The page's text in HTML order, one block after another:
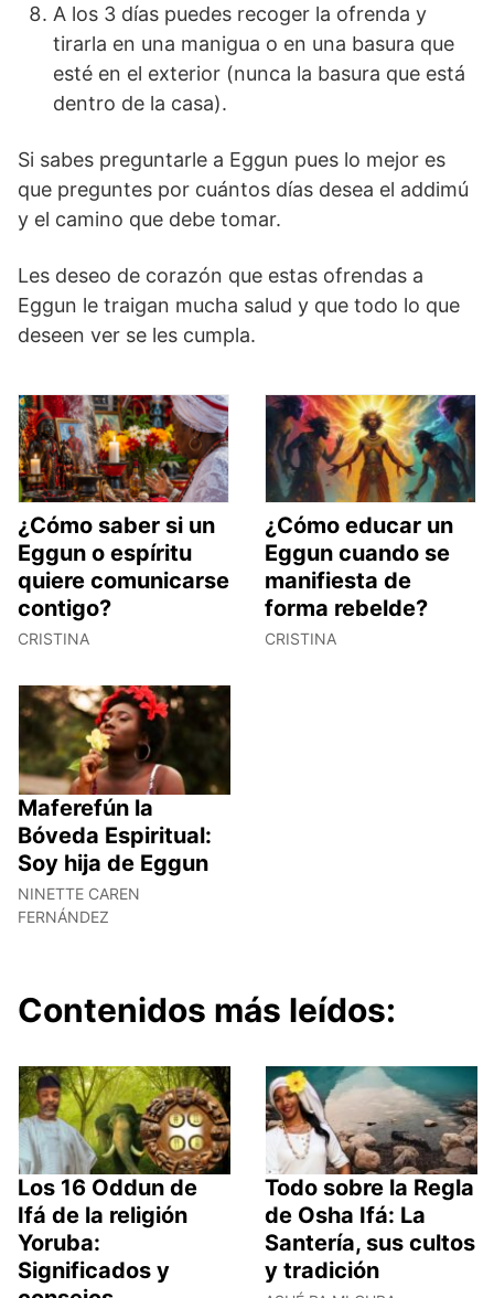
A los 3 días puedes recoger la ofrenda y
tirarla en una manigua o en una basura que
esté en el exterior (nunca la basura que está
dentro de la casa).
Si sabes preguntarle a Eggun pues lo mejor es
que preguntes por cuántos días desea el addimú
y el camino que debe tomar.
Les deseo de corazón que estas ofrendas a
Eggun le traigan mucha salud y que todo lo que
deseen ver se les cumpla.
¿Cómo saber si un
Eggun o espíritu
quiere comunicarse
contigo?
CRISTINA
¿Cómo educar un
Eggun cuando se
manifiesta de
forma rebelde?
CRISTINA
Maferefún la
Bóveda Espiritual:
Soy hija de Eggun
NINETTE CAREN
FERNÁNDEZ
Contenidos más leídos:
Los 16 Oddun de
Ifá de la religión
Yoruba:
Significados y
Todo sobre la Regla
de Osha Ifá: La
Santería, sus cultos
y tradición